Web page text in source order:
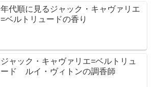
年代順に見るジャック・キャヴァリエ
=ベルトリュードの香り
ジャック・キャヴァリエ=ベルトリュ
ード ルイ・ヴィトンの調香師